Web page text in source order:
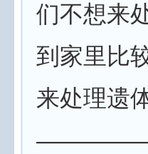
们不想来
到家里比
来处理遗